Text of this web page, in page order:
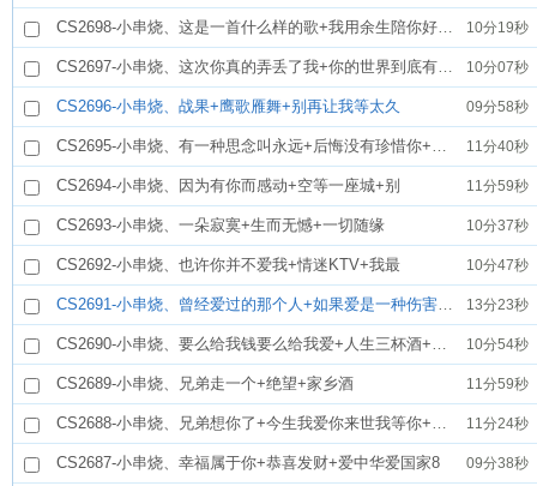
CS2698-小串烧、这是一首什么样的歌+我用余生陪你好吗+我若不勇敢 10分19秒
CS2697-小串烧、这次你真的弄丢了我+你的世界到底有了谁+别让爱打烊 10分07秒
CS2696-小串烧、战果+鹰歌雁舞+别再让我等太久 09分58秒
CS2695-小串烧、有一种思念叫永远+后悔没有珍惜你+我不能哭我不能哭 11分40秒
CS2694-小串烧、因为有你而感动+空等一座城+别 11分59秒
CS2693-小串烧、一朵寂寞+生而无憾+一切随缘 10分37秒
CS2692-小串烧、也许你并不爱我+情迷KTV+我最 10分47秒
CS2691-小串烧、曾经爱过的那个人+如果爱是一种伤害+你走之后 13分23秒
CS2690-小串烧、要么给我钱要么给我爱+人生三杯酒+风打花落红尘 10分54秒
CS2689-小串烧、兄弟走一个+绝望+家乡酒 11分59秒
CS2688-小串烧、兄弟想你了+今生我爱你来世我等你+烟灰 11分24秒
CS2687-小串烧、幸福属于你+恭喜发财+爱中华爱国家8 09分38秒